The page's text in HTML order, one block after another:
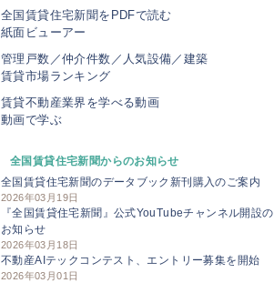
全国賃貸住宅新聞をPDFで読む
紙面ビューアー
管理戸数／仲介件数／人気設備／建築
賃貸市場ランキング
賃貸不動産業界を学べる動画
動画で学ぶ
全国賃貸住宅新聞からのお知らせ
全国賃貸住宅新聞のデータブック新刊購入のご案内
2026年03月19日
『全国賃貸住宅新聞』公式YouTubeチャンネル開設の
お知らせ
2026年03月18日
不動産AIテックコンテスト、エントリー募集を開始
2026年03月01日